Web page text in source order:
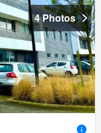
4 Photos